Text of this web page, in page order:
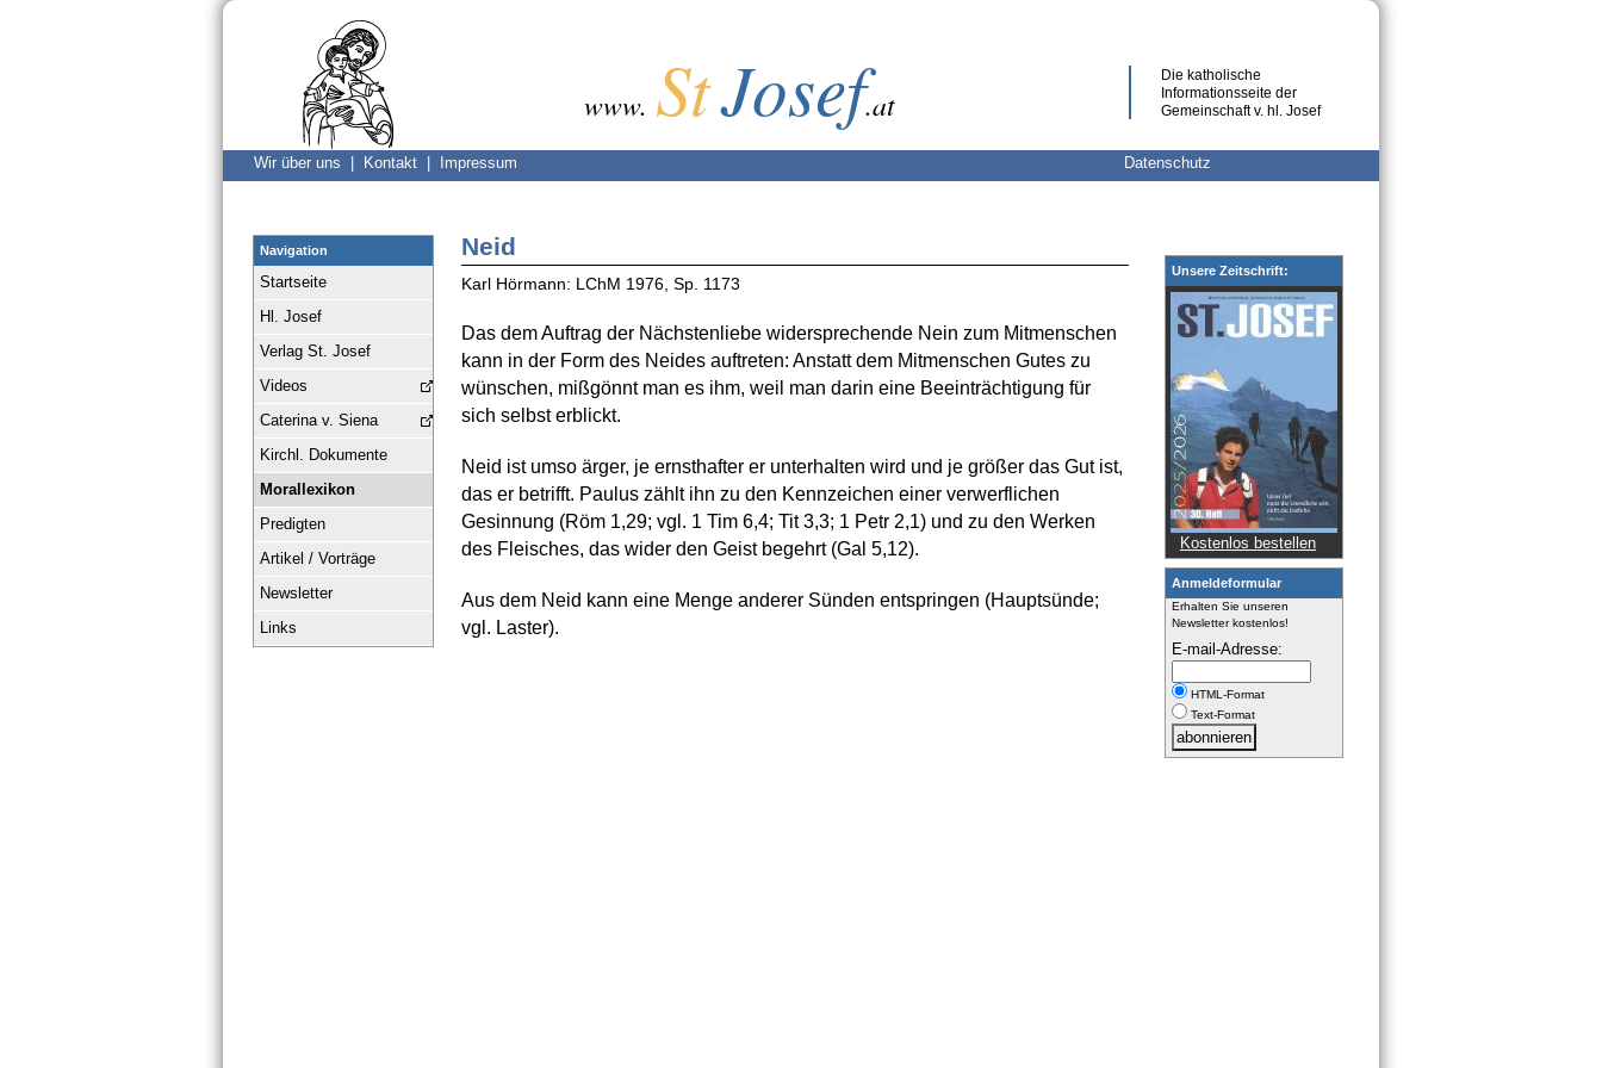
www. StJosef.at
Die katholische
Informationsseite der
Gemeinschaft v. hl. Josef
Wir über uns | Kontakt | Impressum Datenschutz
Navigation
Startseite
Hl. Josef
Verlag St. Josef
Videos
Caterina v. Siena
Kirchl. Dokumente
Morallexikon
Predigten
Artikel / Vorträge
Newsletter
Links
Unsere Zeitschrift:
Kostenlos bestellen
Anmeldeformular
Erhalten Sie unseren
Newsletter kostenlos!
E-mail-Adresse:
HTML-Format
Text-Format
Neid
Karl Hörmann: LChM 1976, Sp. 1173
Das dem Auftrag der Nächstenliebe widersprechende Nein zum Mitmenschen
kann in der Form des Neides auftreten: Anstatt dem Mitmenschen Gutes zu
wünschen, mißgönnt man es ihm, weil man darin eine Beeinträchtigung für
sich selbst erblickt.
Neid ist umso ärger, je ernsthafter er unterhalten wird und je größer das Gut ist,
das er betrifft. Paulus zählt ihn zu den Kennzeichen einer verwerflichen
Gesinnung (Röm 1,29; vgl. 1 Tim 6,4; Tit 3,3; 1 Petr 2,1) und zu den Werken
des Fleisches, das wider den Geist begehrt (Gal 5,12).
Aus dem Neid kann eine Menge anderer Sünden entspringen (Hauptsünde;
vgl. Laster).